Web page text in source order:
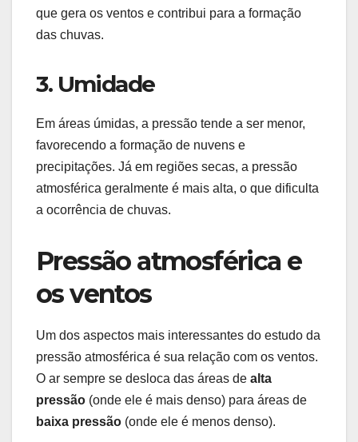
que gera os ventos e contribui para a formação
das chuvas.
3. Umidade
Em áreas úmidas, a pressão tende a ser menor,
favorecendo a formação de nuvens e
precipitações. Já em regiões secas, a pressão
atmosférica geralmente é mais alta, o que dificulta
a ocorrência de chuvas.
Pressão atmosférica e
os ventos
Um dos aspectos mais interessantes do estudo da
pressão atmosférica é sua relação com os ventos.
O ar sempre se desloca das áreas de alta
pressão (onde ele é mais denso) para áreas de
baixa pressão (onde ele é menos denso).